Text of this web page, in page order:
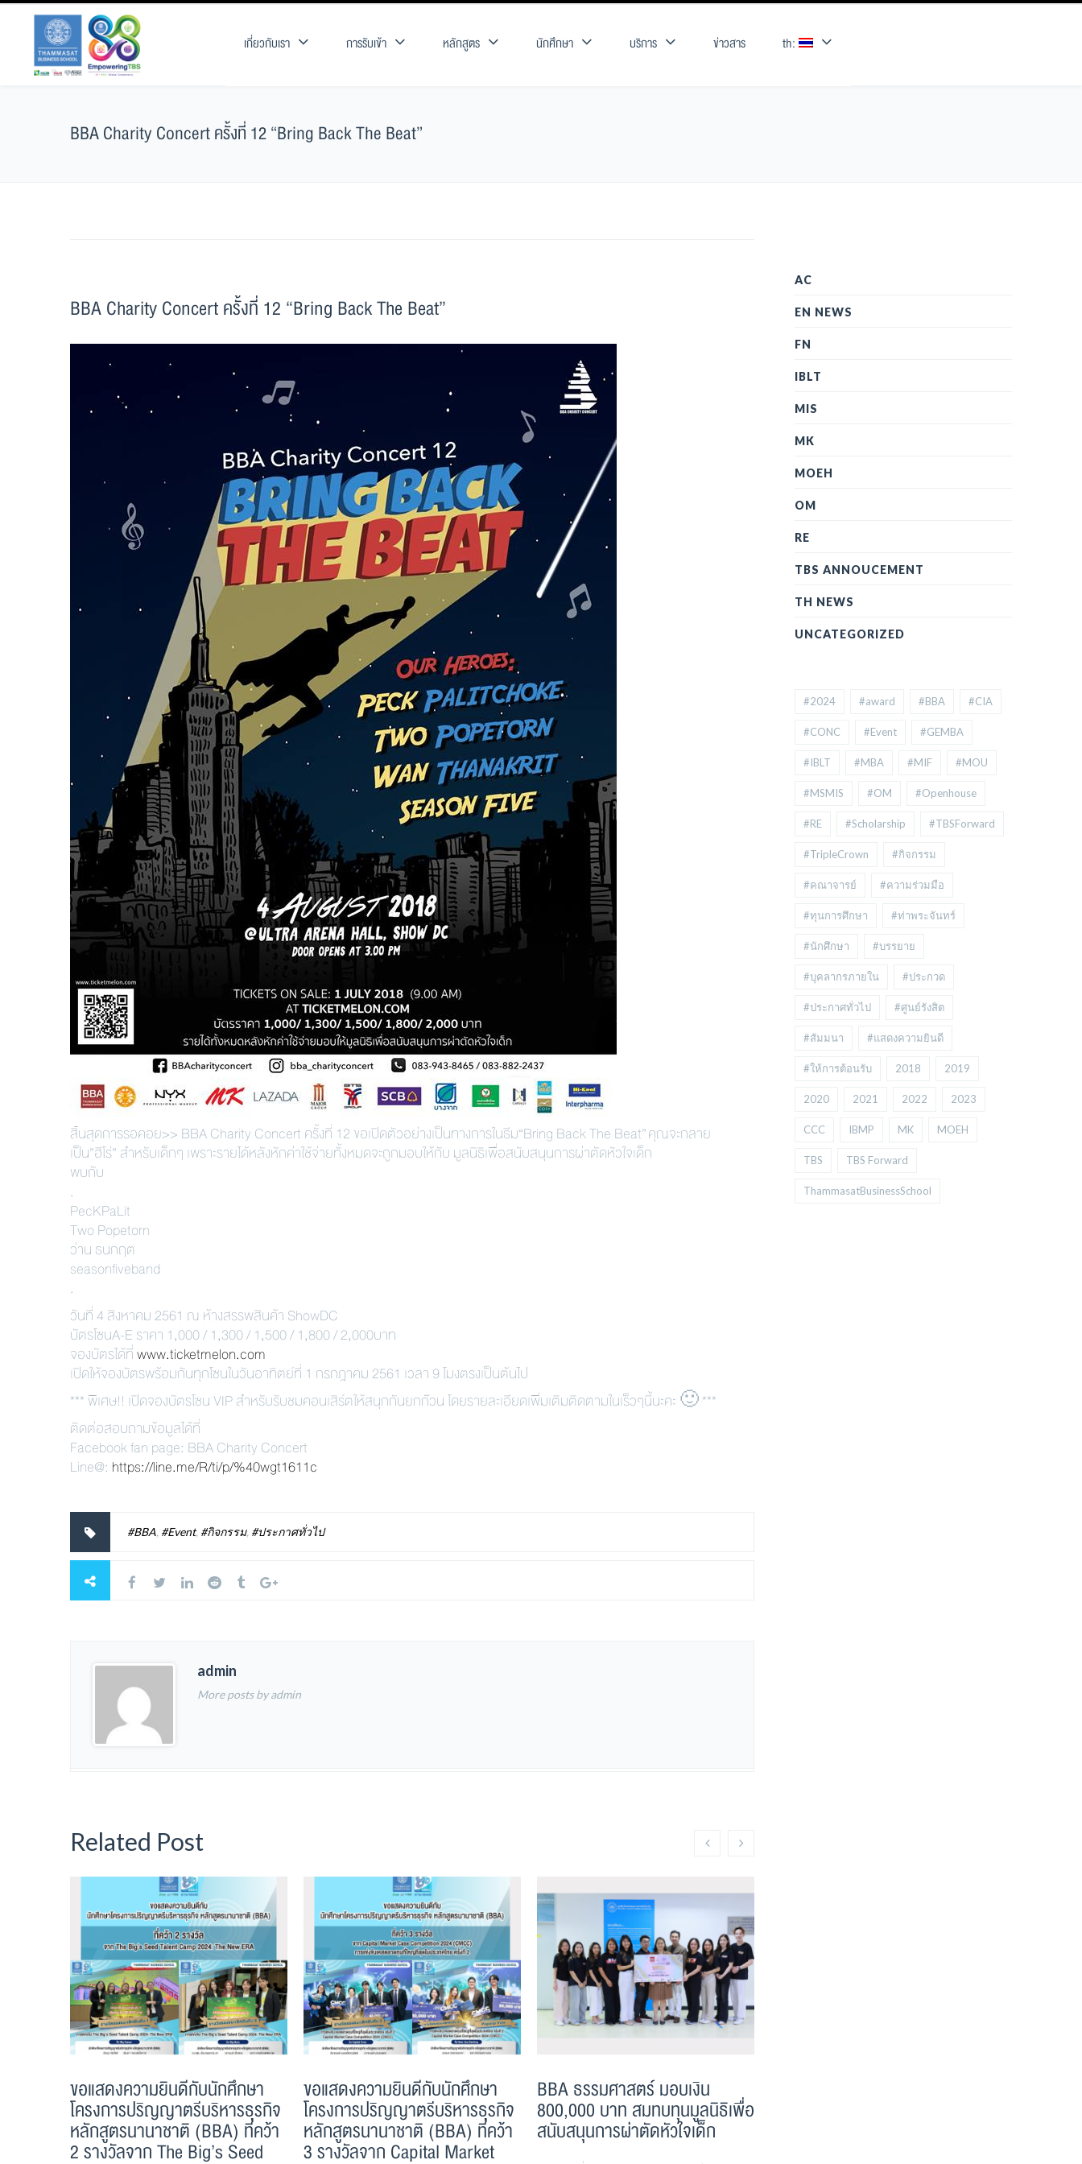
เกี่ยวกับเรา การรับเข้า หลักสูตร นักศึกษา บริการ ข่าวสาร th:
BBA Charity Concert ครั้งที่ 12 “Bring Back The Beat”
BBA Charity Concert ครั้งที่ 12 “Bring Back The Beat”
สิ้นสุดการรอคอย>> BBA Charity Concert ครั้งที่ 12 ขอเปิดตัวอย่างเป็นทางการในธีม“Bring Back The Beat” คุณจะกลาย
เป็น”ฮีโร่” สำหรับเด็กๆ เพราะรายได้หลังหักค่าใช้จ่ายทั้งหมดจะถูกมอบให้กับ มูลนิธิเพื่อสนับสนุนการผ่าตัดหัวใจเด็ก
พบกับ
.
PecKPaLit
Two Popetorn
ว่าน ธนกฤต
seasonfiveband
.
วันที่ 4 สิงหาคม 2561 ณ ห้างสรรพสินค้า ShowDC
บัตรโซนA-E ราคา 1,000 / 1,300 / 1,500 / 1,800 / 2,000บาท
จองบัตรได้ที่www.ticketmelon.com
เปิดให้จองบัตรพร้อมกันทุกโซนในวันอาทิตย์ที่ 1 กรกฎาคม 2561 เวลา 9 โมงตรงเป็นต้นไป
*** พิเศษ!! เปิดจองบัตรโซน VIP สำหรับรับชมคอนเสิร์ตให้สนุกกันยกก๊วน โดยรายละเอียดเพิ่มเติมติดตามในเร็วๆนี้นะคะ 🙂***
ติดต่อสอบถามข้อมูลได้ที่
Facebook fan page: BBA Charity Concert
Line@: https://line.me/R/ti/p/%40wgt1611c
#BBA, #Event, #กิจกรรม, #ประกาศทั่วไป
admin
More posts by admin
Related Post
ขอแสดงความยินดีกับนักศึกษา
โครงการปริญญาตรีบริหารธุรกิจ
หลักสูตรนานาชาติ (BBA) ที่คว้า
2 รางวัลจาก The Big’s Seed
ขอแสดงความยินดีกับนักศึกษา
โครงการปริญญาตรีบริหารธุรกิจ
หลักสูตรนานาชาติ (BBA) ที่คว้า
3 รางวัลจาก Capital Market
BBA ธรรมศาสตร์ มอบเงิน
800,000 บาท สมทบทุนมูลนิธิเพื่อ
สนับสนุนการผ่าตัดหัวใจเด็ก
AC
EN NEWS
FN
IBLT
MIS
MK
MOEH
OM
RE
TBS ANNOUCEMENT
TH NEWS
UNCATEGORIZED
#2024 #award #BBA #CIA
#CONC #Event #GEMBA
#IBLT #MBA #MIF #MOU
#MSMIS #OM #Openhouse
#RE #Scholarship #TBSForward
#TripleCrown #กิจกรรม
#คณาจารย์ #ความร่วมมือ
#ทุนการศึกษา #ท่าพระจันทร์
#นักศึกษา #บรรยาย
#บุคลากรภายใน #ประกวด
#ประกาศทั่วไป #ศูนย์รังสิต
#สัมมนา #แสดงความยินดี
#ให้การต้อนรับ 2018 2019
2020 2021 2022 2023
CCC IBMP MK MOEH
TBS TBS Forward
ThammasatBusinessSchool